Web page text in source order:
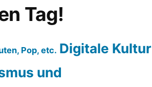
Tag!
Pop, etc. Digitale Kultur
und